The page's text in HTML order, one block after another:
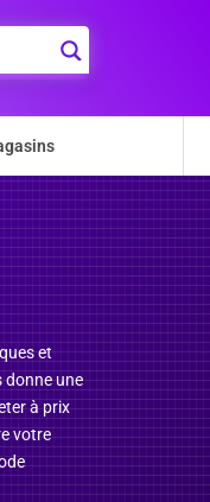
et
donne une
à prix
votre